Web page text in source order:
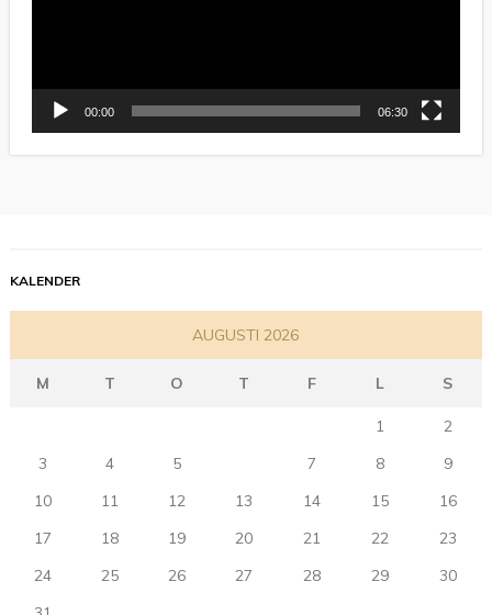
00:00 06:30
KALENDER
AUGUSTI 2026
M T O T F L S
1
2
3
4 5 7 8
9
10
11 12 13 14 15
16
17
18 19 20 21 22
23
24
25 26 27 28 29
30